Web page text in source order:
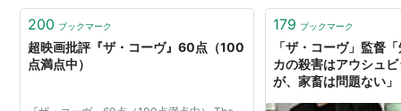
漁を行う場所だった。ショー用のイルカは15万ド
ル以上の高額で世界中の水族館に売られている
が、ショー用に選ばれなかったイルカは殺され、
200 ブックマーク
超映画批評『ザ・コーヴ』60点（100
点満点中）
179 ブックマーク
「ザ・コーヴ」監督
カの殺害はアウシュ
が、家畜は問題ない